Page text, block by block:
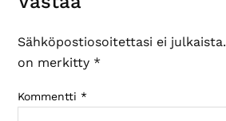
Sähköpostiosoitettasi ei julkaista.
on merkitty *
Kommentti *